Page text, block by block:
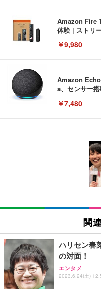
Amazon Fire
体験 | ストリ
￥9,980
Amazon
a、センサー
￥7,480
[EdoErgo] オ
い 跳ね上げ
キング pc 事
ン樹脂ベー
(黒網+黒枠+
SIHOO B100
ュチェア 人
￥27,999
Sezlife オフ
ワーク チェア
能 人間工学
EIZO ビジネ
EV3240X-
￥105,595
EIZO ビジネ
￥109,572
【純正品】
フック付き（
Amazonベー
回使い捨て
Amazonベー
x2袋(84枚)
￥3,234
ネオ・ルーラ
り 単品
関
ハリセン春
の対面！
エンタメ
2023.6.24(土)